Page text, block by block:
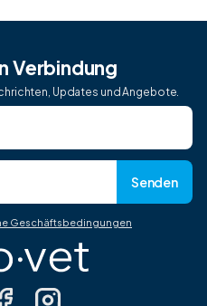
Verbindung
Updates und Angebote.
Senden
Geschäftsbedingungen